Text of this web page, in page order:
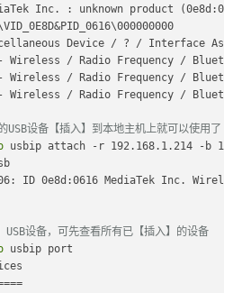
Inc. : unknown product
Device / ? / Interface
Wireless / Radio Frequency /
Wireless / Radio Frequency /
Wireless / Radio Frequency /
设备【插入】到本地主机上就可以使用了
usbip attach -r 192.168.1.214 -b 1-11
ID 0e8d:0616 MediaTek Inc.
设备，可先查看所有已【插入】的设备
usbip port